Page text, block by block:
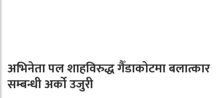
अभिनेता पल शाहविरुद्ध गैँडाकोटमा बलात्कार
सम्बन्धी अर्को उजुरी